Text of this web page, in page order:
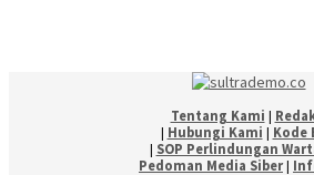
Tentang Kami |
| Hubungi Kami | Kode
| SOP Perlindungan
Pedoman Media Siber|